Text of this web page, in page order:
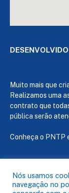
Muito mais que
Realizamos uma
contrato que
pública serão
Conheça o PNTP
Todos os
Nós usamos
navegação no